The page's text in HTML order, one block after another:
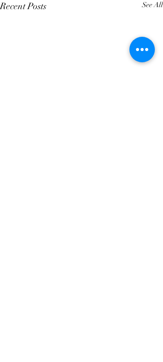
Recent Posts See All